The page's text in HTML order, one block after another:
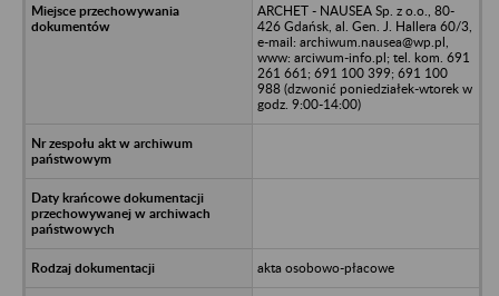
ARCHET - NAUSEA Sp. z o.o., 80-
426 Gdańsk, al. Gen. J. Hallera 60/3,
e-mail: archiwum.nausea@wp.pl,
www: arciwum-info.pl; tel. kom. 691
261 661; 691 100 399; 691 100
988 (dzwonić poniedziałek-wtorek w
godz. 9:00-14:00)
akta osobowo-płacowe